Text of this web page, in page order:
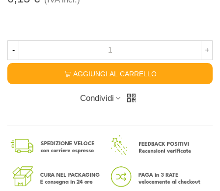
- +
AGGIUNGI AL CARRELLO
Condividi